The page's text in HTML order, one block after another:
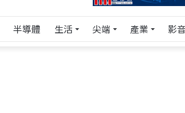
半導體 生活 尖端 產業 影音